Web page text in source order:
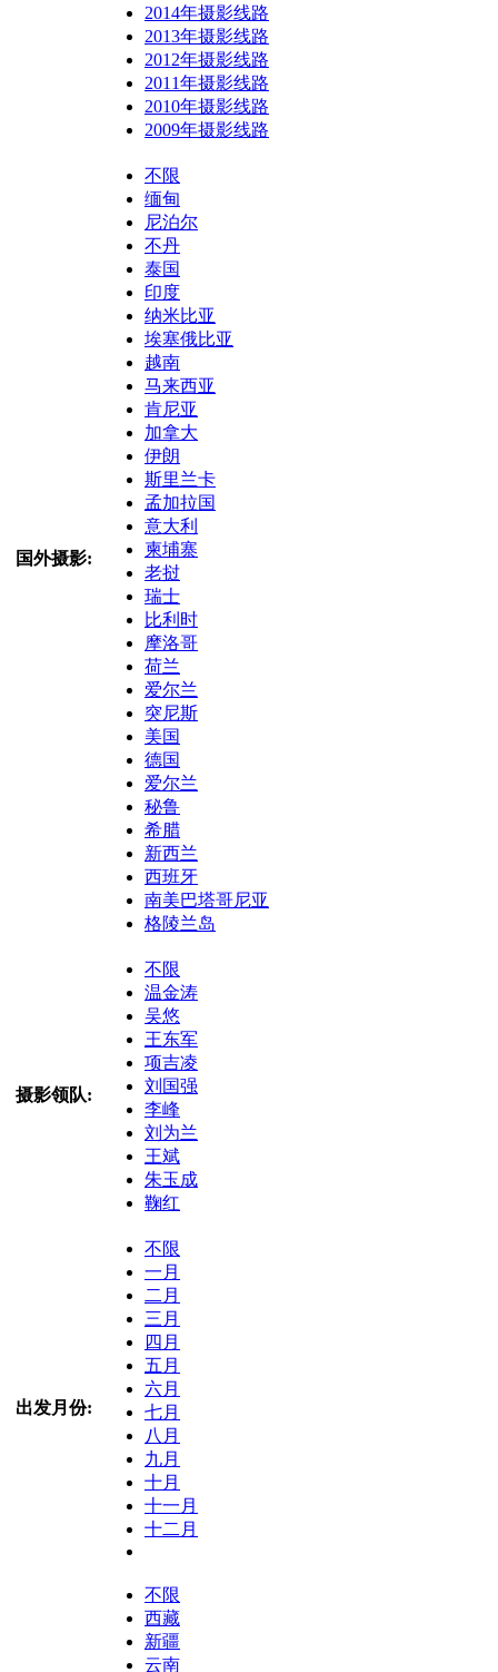
2014年摄影线路
2013年摄影线路
2012年摄影线路
2011年摄影线路
2010年摄影线路
2009年摄影线路
国外摄影:
不限
缅甸
尼泊尔
不丹
泰国
印度
纳米比亚
埃塞俄比亚
越南
马来西亚
肯尼亚
加拿大
伊朗
斯里兰卡
孟加拉国
意大利
柬埔寨
老挝
瑞士
比利时
摩洛哥
荷兰
爱尔兰
突尼斯
美国
德国
爱尔兰
秘鲁
希腊
新西兰
西班牙
南美巴塔哥尼亚
格陵兰岛
摄影领队:
不限
温金涛
吴悠
王东军
项吉凌
刘国强
李峰
刘为兰
王斌
朱玉成
鞠红
出发月份:
不限
一月
二月
三月
四月
五月
六月
七月
八月
九月
十月
十一月
十二月
不限
西藏
新疆
云南